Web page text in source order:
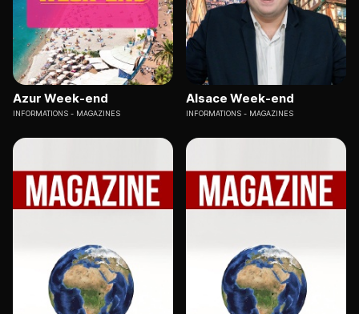
Azur Week-end
INFORMATIONS MAGAZINES
Alsace Week-end
INFORMATIONS MAGAZINES